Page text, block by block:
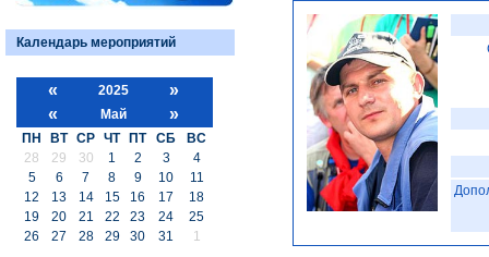
Календарь мероприятий
« 2025
»
«
Май »
ПН ВТ СР ЧТ ПТ СБ
ВС
28
29 30 1 2 3
4
5
6 7 8 9 10
11
12
13 14 15 16 17
18
19
20 21 22 23 24
25
26
27 28 29 30 31 1